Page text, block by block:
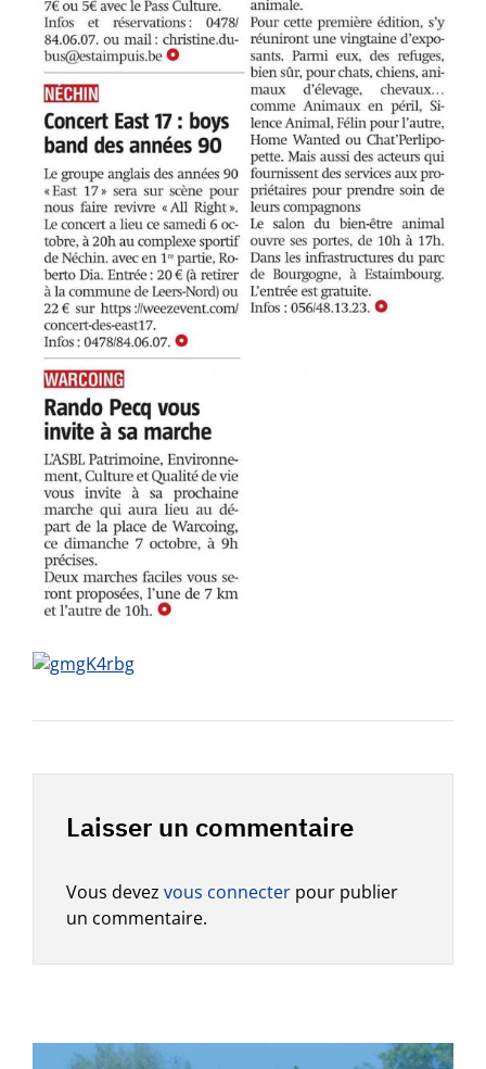
Laisser un commentaire
Vous devez vous connecter pour publier
un commentaire.